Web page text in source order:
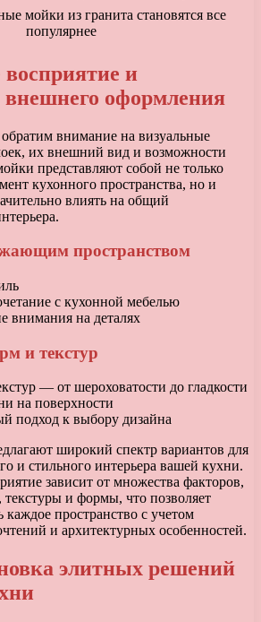
восприятие и
внешнего оформления
внимание на визуальные
их внешний вид и возможности
представляют собой не только
кухонного пространства, но и
влиять на общий
пространством
с кухонной мебелью
внимания на деталях
и текстур
— от шероховатости до гладкости
на поверхности
подход к выбору дизайна
широкий спектр вариантов для
и стильного интерьера вашей кухни.
зависит от множества факторов,
и формы, что позволяет
каждое пространство с учетом
и архитектурных особенностей.
элитных решений